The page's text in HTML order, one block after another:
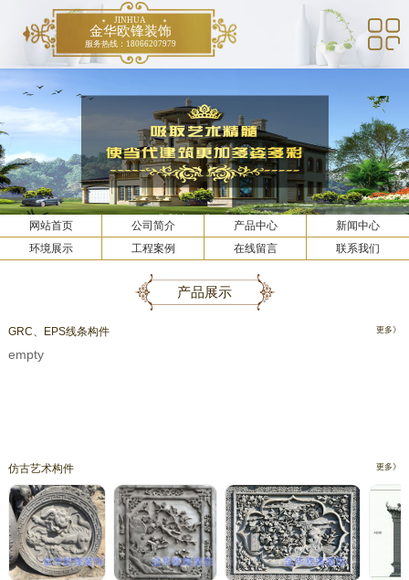
JINHUA
金华欧锋装饰
服务热线：18066207979
网站首页 公司简介 产品中心
新闻中心
环境展示
工程案例 在线留言 联系我们
产品展示
GRC、EPS线条构件 更多》
empty
仿古艺术构件 更多》